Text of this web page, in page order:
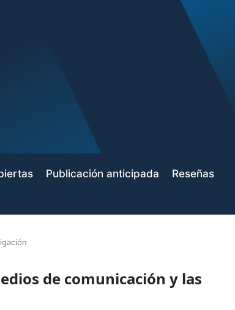
Publicación anticipada Reseñas
de comunicación y las